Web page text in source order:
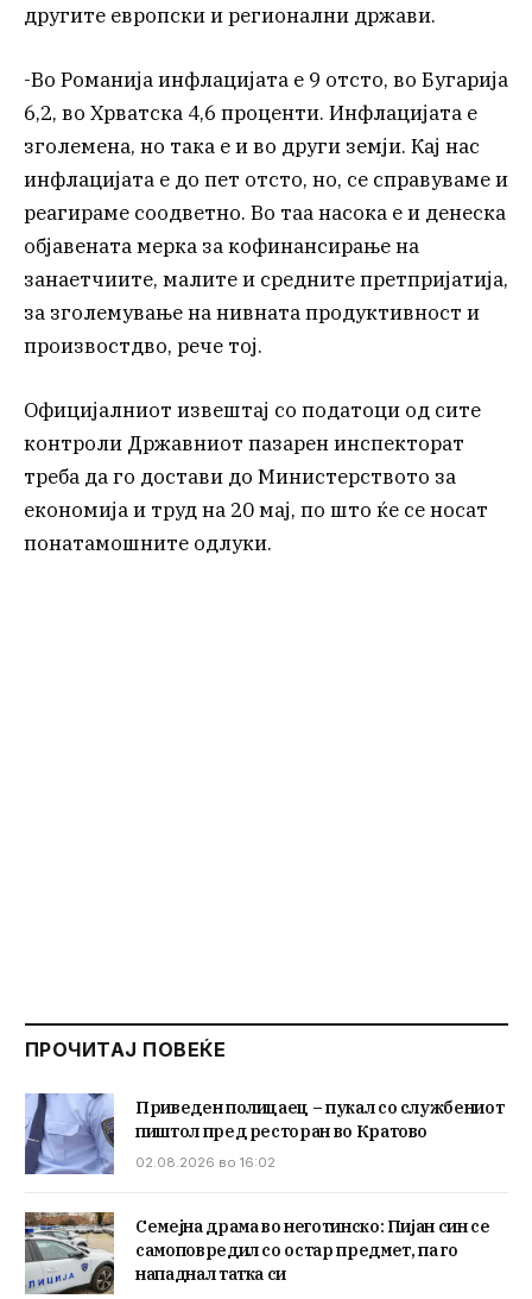
другите европски и регионални држави.
-Во Романија инфлацијата е 9 отсто, во Бугарија
6,2, во Хрватска 4,6 проценти. Инфлацијата е
зголемена, но така е и во други земји. Кај нас
инфлацијата е до пет отсто, но, се справуваме и
реагираме соодветно. Во таа насока е и денеска
објавената мерка за кофинансирање на
занаетчиите, малите и средните претпријатија,
за зголемување на нивната продуктивност и
произвостдво, рече тој.
Официјалниот извештај со податоци од сите
контроли Државниот пазарен инспекторат
треба да го достави до Министерството за
економија и труд на 20 мај, по што ќе се носат
понатамошните одлуки.
ПРОЧИТАЈ ПОВЕЌЕ
Приведен полицаец – пукал со службениот
пиштол пред ресторан во Кратово
02.08.2026 во 16:02
Семејна драма во неготинско: Пијан син се
самоповредил со остар предмет, па го
нападнал татка си